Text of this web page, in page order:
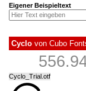
Eigener Beispieltext
Cyclo von Cubo
Cyclo_Trial.otf